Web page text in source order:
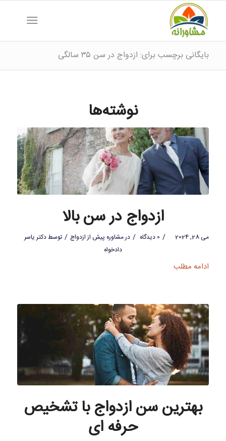
بایگانی برچسب برای: ازدواج در سن ۳۵ سالگی
نوشته‌ها
ازدواج در سن بالا
می 28, 2024 / 0 دیدگاه / درمشاوره پیش از ازدواج / توسطدکتر یاسر
دادخواه
ادامه مطلب
بهترین سن ازدواج با تشخیص
حرفه ای